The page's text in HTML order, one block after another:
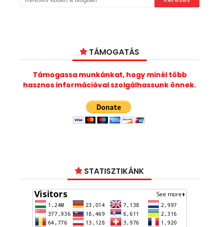
TÁMOGATÁS
Támogassa munkánkat, hogy minél több
hasznos információval szolgálhassunk önnek.
STATISZTIKÁNK